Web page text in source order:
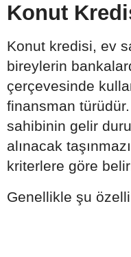
Konut
Konut kredisi, ev
bireylerin
çerçevesinde
finansman
sahibinin gelir
alınacak
kriterlere göre
Genellikle şu